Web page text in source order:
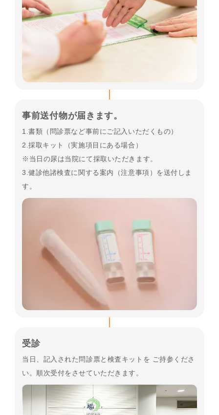
事前送付物が届きます。
1.書類（問診票など事前にご記入いただくもの）
2.採取キット（実施項目にある場合）
※当日の尿は当院にて採取いただきます。
3.健診他諸検査に関する案内（注意事項）を送付しま
す。
受診
当日、記入された問診票と検査キットを ご持参くださ
い。順次受付をさせていただきます。